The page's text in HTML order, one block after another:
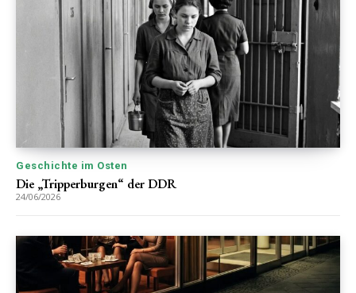
Geschichte im Osten
Die „Tripperburgen“ der DDR
24/06/2026